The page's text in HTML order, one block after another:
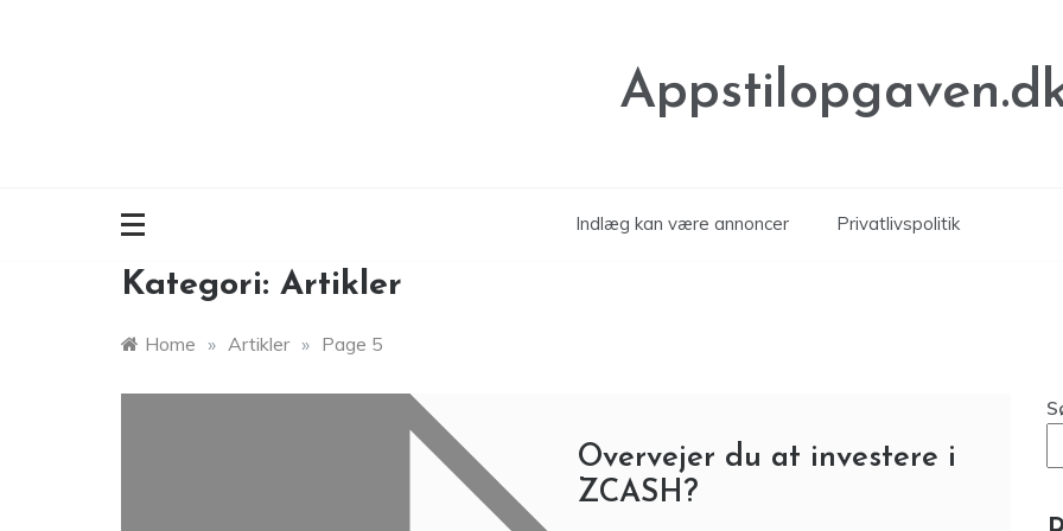
Indlæg kan være annoncer Privatlivspolitik
Kategori: Artikler
Home » Artikler » Page 5
Overvejer du at investere i
ZCASH?